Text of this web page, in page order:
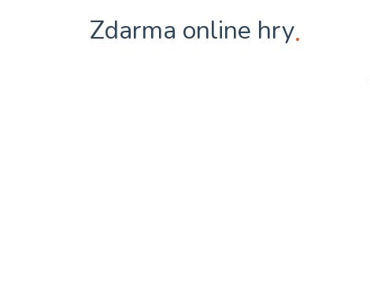
Zdarma online hry.